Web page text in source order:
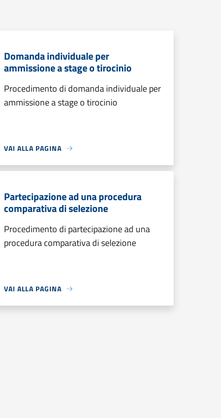
Domanda individuale per
ammissione a stage o tirocinio
Procedimento di domanda individuale per
ammissione a stage o tirocinio
VAI ALLA PAGINA
Partecipazione ad una procedura
comparativa di selezione
Procedimento di partecipazione ad una
procedura comparativa di selezione
VAI ALLA PAGINA